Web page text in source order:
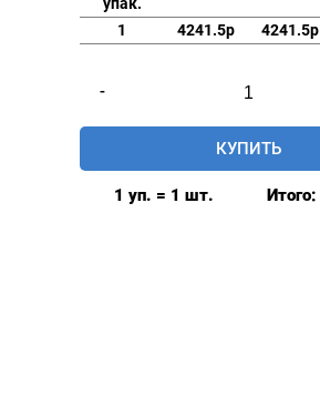
1
4241.5р 4241.5р
-
товара
Игла
мебельная
КУПИТЬ
1 уп. = 1 шт. Итого: